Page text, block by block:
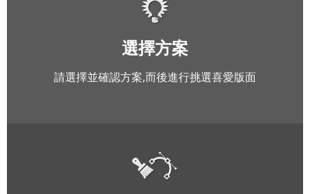
選擇方案
請選擇並確認方案,而後進行挑選喜愛版面